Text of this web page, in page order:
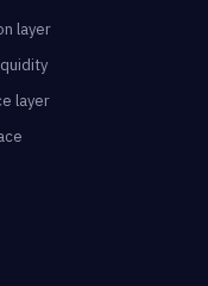
layer
layer